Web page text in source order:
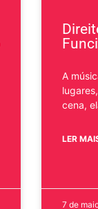
A
cena,
LER
7 de